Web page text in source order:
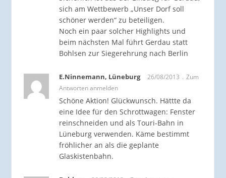
sich am Wettbewerb „Unser Dorf soll
schöner werden“ zu beteiligen.
Noch ein paar solcher Highlights und
beim nächsten Mal führt Gerdau statt
Bohlsen zur Siegerehrung nach Berlin
E.Ninnemann, Lüneburg 26/08/2013
Zum
Antworten anmelden
Schöne Aktion! Glückwunsch. Hättte da
eine Idee für den Schrottwagen: Fenster
reinschneiden und als Touri-Bahn in
Lüneburg verwenden. Käme bestimmt
fröhlicher an als die geplante
Glaskistenbahn.